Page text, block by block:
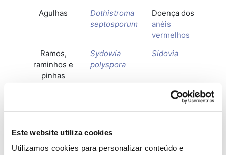
Este website utiliza cookies
Utilizamos cookies para personalizar conteúdo e
Agulhas
Dothistroma
septosporum
Doença dos
anéis
vermelhos
Ramos,
raminhos e
pinhas
Sydowia
polyspora
Sidovia
Pestalotiopsis
halepensis